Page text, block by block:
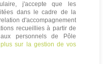
j'accepte que les
dans le cadre de la
d'accompagnement
recueillies à partir de
personnels de Pôle
sur la gestion de vos